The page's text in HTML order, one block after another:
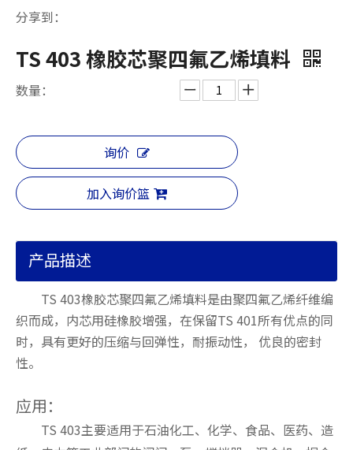
分享到：
TS 403 橡胶芯聚四氟乙烯填料
数量：
询价
加入询价篮
产品描述
TS 403橡胶芯聚四氟乙烯填料是由聚四氟乙烯纤维编
织而成，内芯用硅橡胶增强，在保留TS 401所有优点的同
时，具有更好的压缩与回弹性，耐振动性， 优良的密封
性。
应用：
TS 403主要适用于石油化工、化学、食品、医药、造